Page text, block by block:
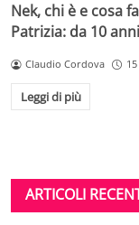
Nek, chi è e cosa
Patrizia: da 10
Claudio Cordova
Leggi di più
ARTICOLI